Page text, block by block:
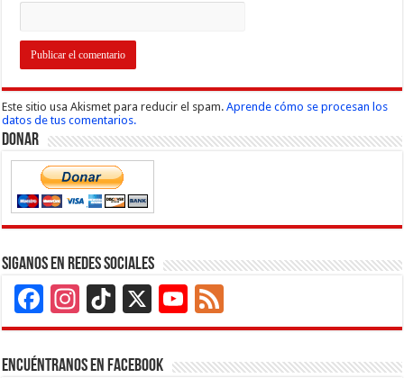
Este sitio usa Akismet para reducir el spam.Aprende cómo se procesan los
datos de tus comentarios.
Donar
Siganos en Redes Sociales
Facebook
Instagram
TikTok
X
YouTube
Channel
Encuéntranos en Facebook